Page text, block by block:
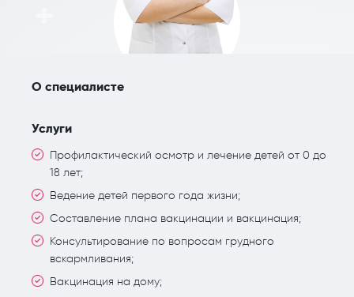
О специалисте
Услуги
Профилактический осмотр и лечение детей от 0 до
18 лет;
Ведение детей первого года жизни;
Составление плана вакцинации и вакцинация;
Консультирование по вопросам грудного
вскармливания;
Вакцинация на дому;